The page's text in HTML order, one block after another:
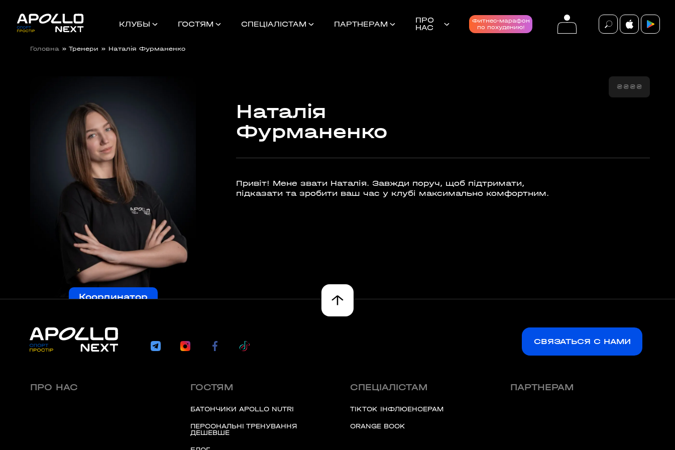
КЛУБЫ ГОСТЯМ СПЕЦІАЛІСТАМ ПАРТНЕРАМ
ПРО
НАС
Фитнес-марафон
по похудению!
БАТОНЧИКИ APOLLO NUTRI
ПЕРСОНАЛЬНІ ТРЕНУВАННЯ ДЕШЕВШЕ
TIKTOK ІНФЛЮЕНСЕРАМ
ORANGE BOOK
Найближчі події
APOLLO NEXT
Координатор
Головна » Тренери » Наталія Фурманенко
₴
₴
₴
₴
Наталія
Фурманенко
Привіт! Мене звати Наталія. Завжди поруч, щоб підтримати,
підказати та зробити ваш час у клубі максимально комфортним.
СВЯЗАТЬСЯ С НАМИ
ПРО НАС ГОСТЯМ
БАТОНЧИКИ APOLLO NUTRI
ПЕРСОНАЛЬНІ ТРЕНУВАННЯ
ДЕШЕВШЕ
СПЕЦІАЛІСТАМ
TIKTOK ІНФЛЮЕНСЕРАМ
ORANGE BOOK
ПАРТНЕРАМ